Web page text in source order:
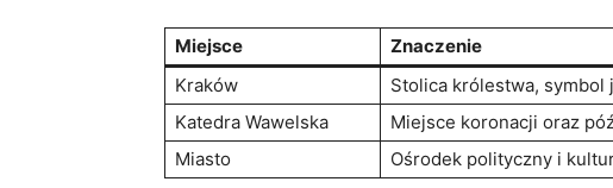
Miejsce
Znaczenie
Kraków
Stolica ⁢królestwa,
Katedra Wawelska
Miejsce koronacji oraz
Miasto
Ośrodek ⁢polityczny i